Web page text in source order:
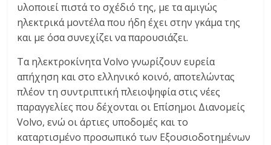
υλοποιεί πιστά το σχέδιό της, με τα αμιγώς
ηλεκτρικά μοντέλα που ήδη έχει στην γκάμα της
και με όσα συνεχίζει να παρουσιάζει.
Τα ηλεκτροκίνητα Volvo γνωρίζουν ευρεία
απήχηση και στο ελληνικό κοινό, αποτελώντας
πλέον τη συντριπτική πλειοψηφία στις νέες
παραγγελίες που δέχονται οι Επίσημοι Διανομείς
Volvo, ενώ οι άρτιες υποδομές και το
καταρτισμένο προσωπικό των Εξουσιοδοτημένων